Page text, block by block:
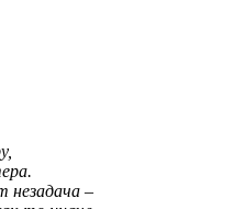
незадача –